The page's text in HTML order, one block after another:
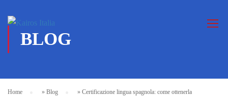
BLOG
Home » Blog » Certificazione lingua spagnola: come ottenerla